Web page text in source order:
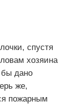
спустя
хозяина
бы дано
же,
пожарным